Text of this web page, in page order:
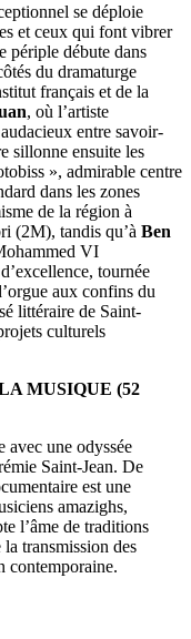
se déploie
et ceux qui font vibrer
périple débute dans
du dramaturge
français et de la
, où l’artiste
entre savoir-
sillonne ensuite les
», admirable centre
dans les zones
de la région à
(2M), tandis qu’à Ben
VI
tournée
aux confins du
littéraire de Saint-
culturels
MUSIQUE (52
avec une odyssée
Saint-Jean. De
est une
amazighs,
l’âme de traditions
transmission des
contemporaine.